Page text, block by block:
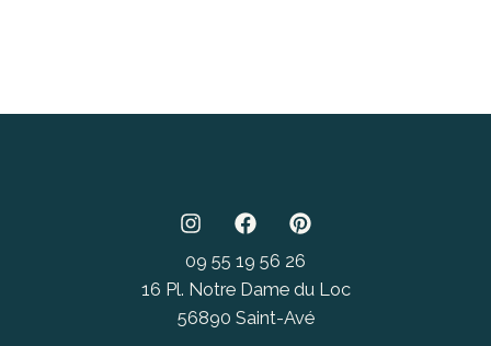
09 55 19 56 26
16 Pl. Notre Dame du Loc
56890 Saint-Avé